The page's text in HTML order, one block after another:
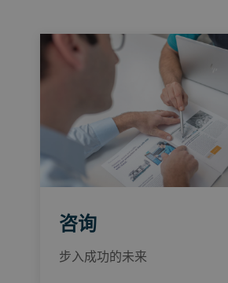
咨询
步入成功的未来